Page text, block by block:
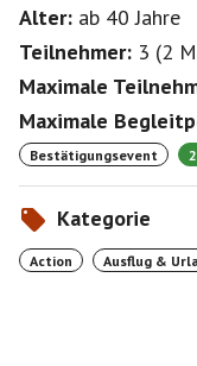
Alter: ab 40Jahre
Teilnehmer: 3 (2
Maximale
Maximale
Bestätigungsevent
Kategorie
Action Ausflug &